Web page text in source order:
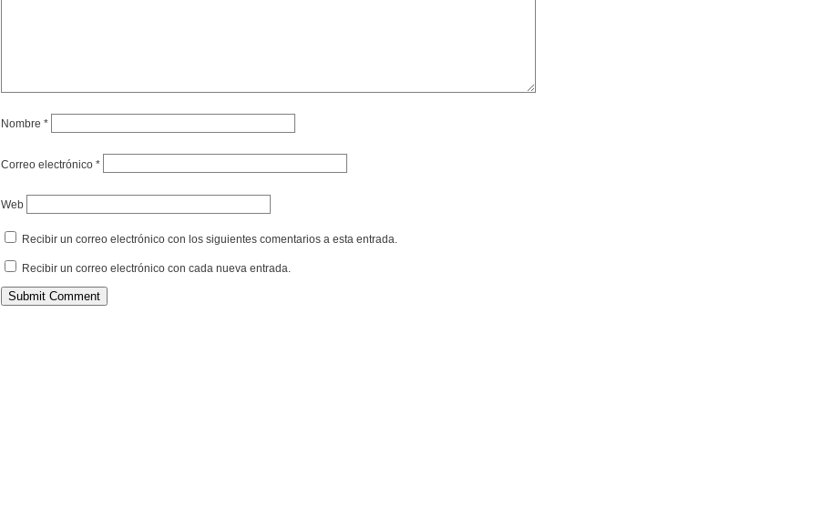
Nombre*
Correo electrónico*
Web
Recibir un correo electrónico con los siguientes comentarios a esta entrada.
Recibir un correo electrónico con cada nueva entrada.